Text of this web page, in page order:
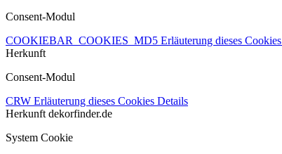
Consent-Modul
COOKIEBAR_COOKIES_MD5 Erläuterung dieses Cookies
Herkunft
Consent-Modul
CRW Erläuterung dieses Cookies Details
Herkunft dekorfinder.de
System Cookie